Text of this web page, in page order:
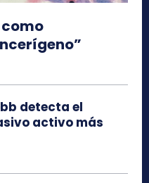
como
detecta el
activo más